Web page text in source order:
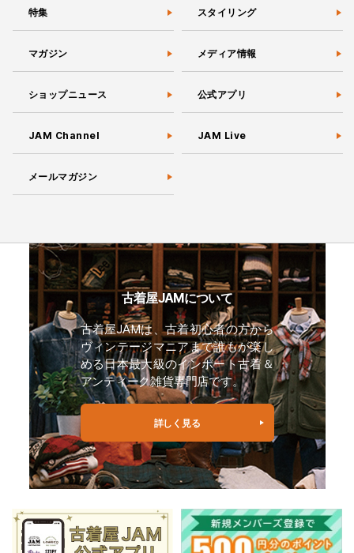
特集 スタイリング
マガジン メディア情報
ショップニュース 公式アプリ
JAM Channel JAM Live
メールマガジン
古着屋JAMについて
古着屋JAMは、古着初心者の方から
ヴィンテージマニアまで誰もが楽し
める日本最大級のインポート古着＆
アンティーク雑貨専門店です。
詳しく見る